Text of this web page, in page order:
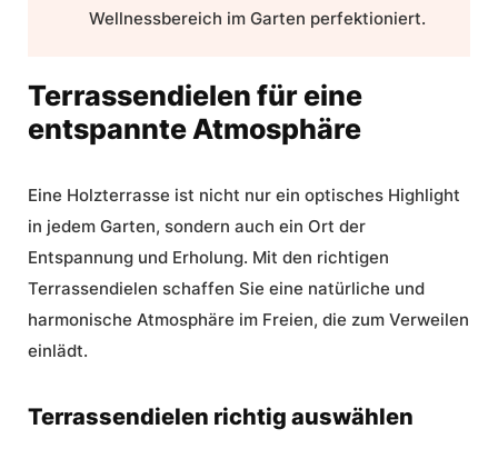
Wellnessbereich im Garten perfektioniert.
Terrassendielen für eine
entspannte Atmosphäre
Eine Holzterrasse ist nicht nur ein optisches Highlight
in jedem Garten, sondern auch ein Ort der
Entspannung und Erholung. Mit den richtigen
Terrassendielen schaffen Sie eine natürliche und
harmonische Atmosphäre im Freien, die zum Verweilen
einlädt.
Terrassendielen richtig auswählen